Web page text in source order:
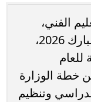
الفني،
عقب انتهاء إجازة عيد الأضحى المبارك 2026،
للعام
وذلك ضمن خطة الوزارة
وتنظيم